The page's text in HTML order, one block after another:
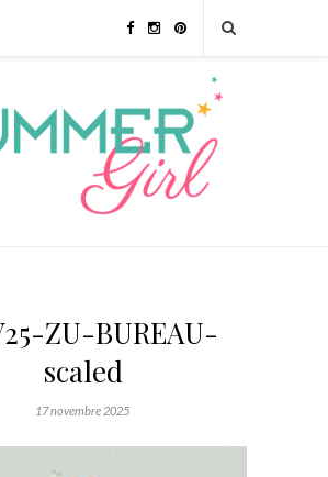
ZU-BUREAU-
scaled
17 novembre 2025